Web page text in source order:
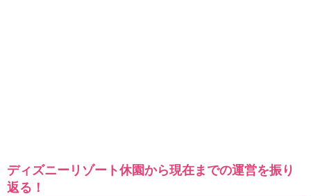
ディズニーリゾート休園から現在までの運営を振り
返る！